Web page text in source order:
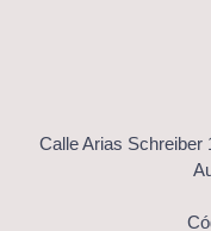
Calle Arias Schreiber